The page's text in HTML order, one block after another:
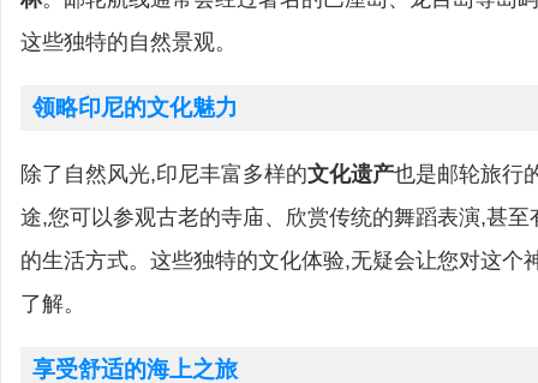
这些独特的自然景观。
领略印尼的文化魅力
除了自然风光,印尼丰富多样的文化遗产也是邮轮旅行
途,您可以参观古老的寺庙、欣赏传统的舞蹈表演,甚
的生活方式。这些独特的文化体验,无疑会让您对这个
了解。
享受舒适的海上之旅